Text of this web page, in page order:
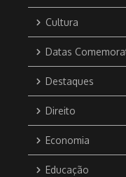
Cultura
Datas
Destaques
Direito
Economia
Educação